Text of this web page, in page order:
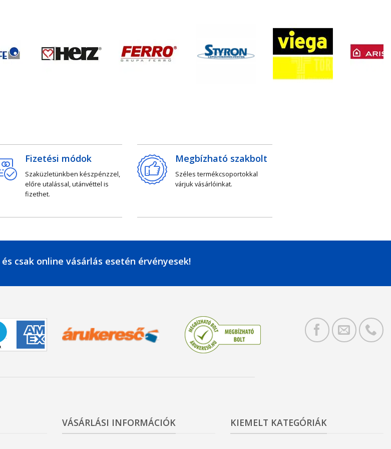
Fizetési módok
Szaküzletünkben készpénzzel,
előre utalással, utánvéttel is
fizethet.
Megbízható szakbolt
Széles termékcsoportokkal
várjuk vásárlóinkat.
csak online vásárlás esetén érvényesek!
VÁSÁRLÁSI INFORMÁCIÓK KIEMELT KATEGÓRIÁK